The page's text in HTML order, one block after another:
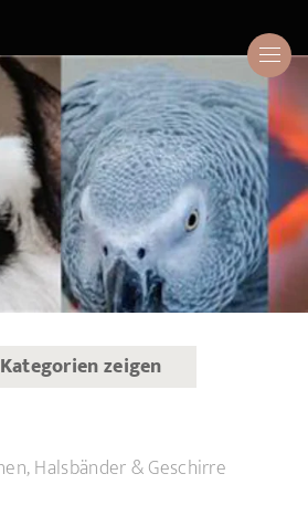
zeigen
Halsbänder & Geschirre